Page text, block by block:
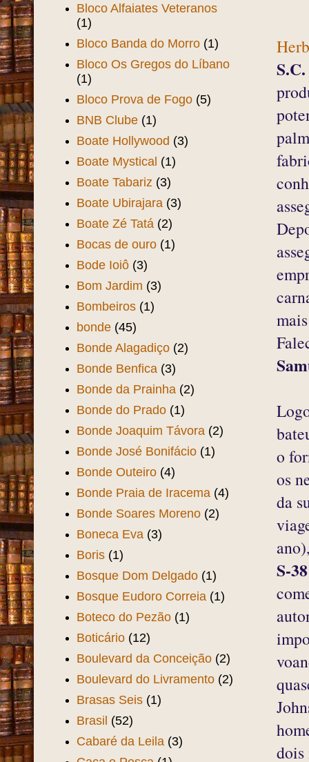
o
os
da
S-38
dois
Bloco Alfaiates Veteranos
(1)
Bloco Banda do Morro (1)
Bloco Os Gregos do Líbano
(1)
Bloco Prova de Fogo (5)
BNB Clube (1)
Boate Hollywood (3)
Boate Mystical (1)
Boate Tabariz (3)
Boate Ubirajara (3)
Boate Zé Tatá (2)
Bocas de ouro (1)
Bode Ioiô (3)
Bom Jardim (3)
Bombeiros (1)
bonde (45)
Bonde Alagadiço (2)
Bonde Benfica (3)
Bonde da Prainha (2)
Bonde do Prado (1)
Bonde Joaquim Távora (2)
Bonde José Bonifácio (1)
Bonde Outeiro (4)
Bonde Praia de Iracema (4)
Bonde Soares Moreno (2)
Boneca Eva (3)
Boris (1)
Bosque Dom Delgado (1)
Bosque Eudoro Correia (1)
Boteco do Pezão (1)
Boticário (12)
Boulevard da Conceição (2)
Boulevard do Livramento (2)
Brasas Seis (1)
Brasil (52)
Cabaré da Leila (3)